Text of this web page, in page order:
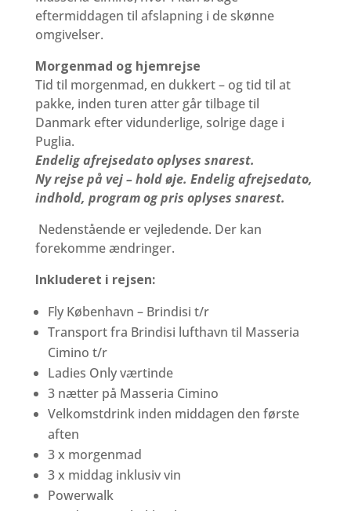
eftermiddagen til afslapning i de skønne
omgivelser.
Morgenmad og hjemrejse
Tid til morgenmad, en dukkert – og tid til at
pakke, inden turen atter går tilbage til
Danmark efter vidunderlige, solrige dage i
Puglia.
Endelig afrejsedato oplyses snarest.
Ny rejse på vej – hold øje. Endelig afrejsedato,
indhold, program og pris oplyses snarest.
Nedenstående er vejledende. Der kan
forekomme ændringer.
Inkluderet i rejsen:
Fly København – Brindisi t/r
Transport fra Brindisi lufthavn til Masseria
Cimino t/r
Ladies Only værtinde
3 nætter på Masseria Cimino
Velkomstdrink inden middagen den første
aften
3 x morgenmad
3 x middag inklusiv vin
Powerwalk